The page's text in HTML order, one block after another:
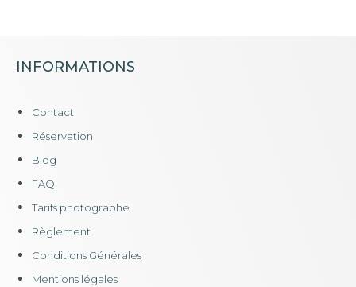
INFORMATIONS
Contact
Réservation
Blog
FAQ
Tarifs photographe
Règlement
Conditions Générales
Mentions légales